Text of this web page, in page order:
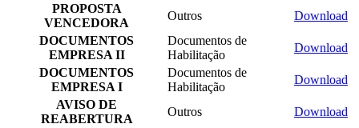
PROPOSTA
VENCEDORA
Outros
Download
DOCUMENTOS
EMPRESA II
Documentos de
Habilitação
Download
DOCUMENTOS
EMPRESA I
Documentos de
Habilitação
Download
AVISO DE
REABERTURA
Outros
Download